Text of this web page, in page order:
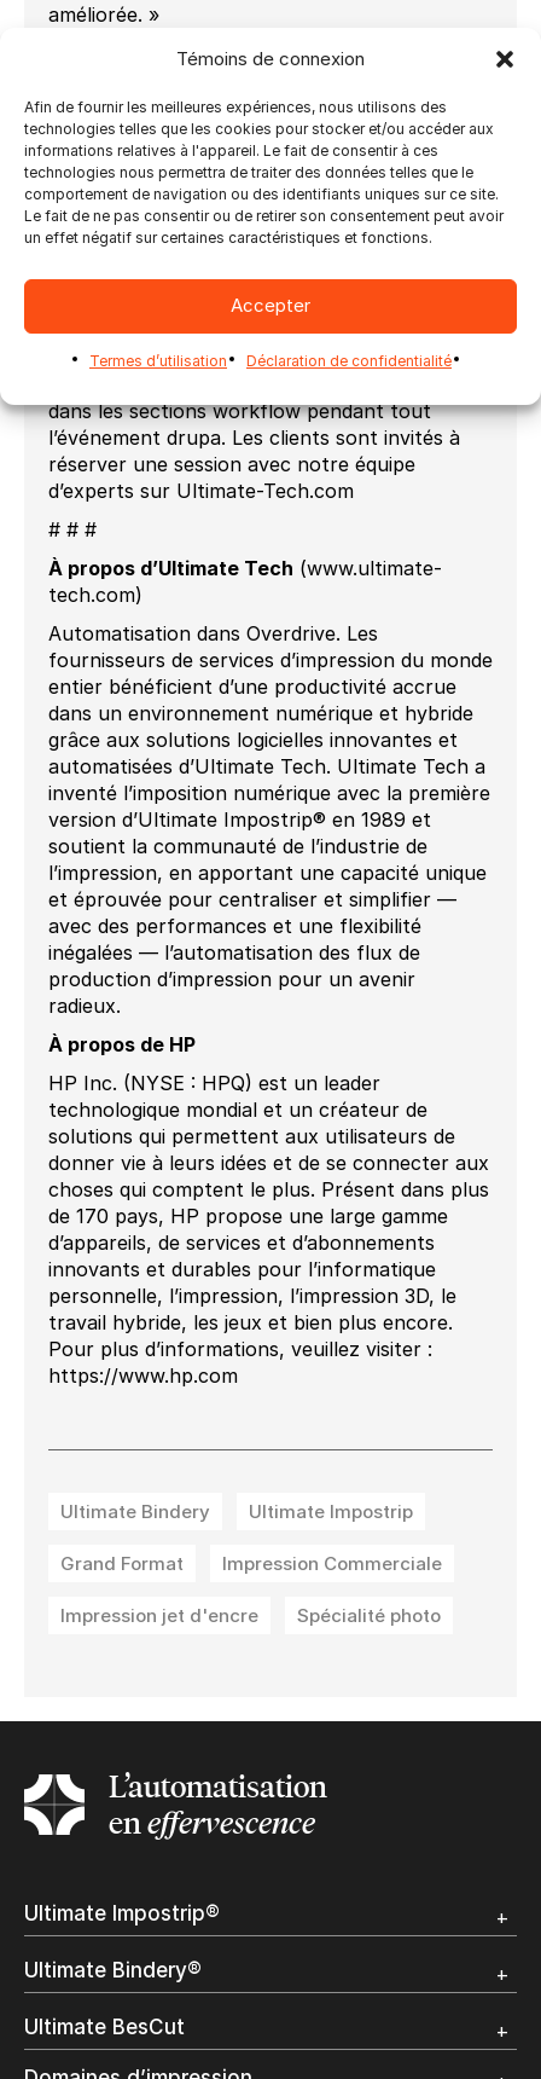
Témoins de connexion
Afin de fournir les meilleures expériences, nous utilisons des
technologies telles que les cookies pour stocker et/ou accéder aux
informations relatives à l'appareil. Le fait de consentir à ces
technologies nous permettra de traiter des données telles que le
comportement de navigation ou des identifiants uniques sur ce site.
Le fait de ne pas consentir ou de retirer son consentement peut avoir
un effet négatif sur certaines caractéristiques et fonctions.
Accepter
Termes d’utilisation Déclaration de confidentialité
améliorée. »
« La stratégie d’automatisation de HP est
pour répondre aux besoins spécifiques de nos
clients », a déclaré Gershon Alon, responsable
des solutions logicielles chez HP Indigo. «
Notre collaboration avec Ultimate Tech intègre
leurs composants d’automatisation d’imposition
et de finition, nous permettant de proposer
automatisées qui aident les clients à accroître
leur efficacité et à propulser la croissance de
dans les sections workflow pendant tout
l’événement drupa. Les clients sont invités à
réserver une session avec notre équipe
d’experts sur Ultimate-Tech.com
# # #
À propos d’Ultimate Tech (www.ultimate-
tech.com)
Automatisation dans Overdrive. Les
fournisseurs de services d’impression du monde
entier bénéficient d’une productivité accrue
dans un environnement numérique et hybride
grâce aux solutions logicielles innovantes et
automatisées d’Ultimate Tech. Ultimate Tech a
inventé l’imposition numérique avec la première
version d’Ultimate Impostrip® en 1989 et
soutient la communauté de l’industrie de
l’impression, en apportant une capacité unique
et éprouvée pour centraliser et simplifier —
avec des performances et une flexibilité
inégalées — l’automatisation des flux de
production d’impression pour un avenir
radieux.
À propos de HP
HP Inc. (NYSE : HPQ) est un leader
technologique mondial et un créateur de
solutions qui permettent aux utilisateurs de
donner vie à leurs idées et de se connecter aux
choses qui comptent le plus. Présent dans plus
de 170 pays, HP propose une large gamme
d’appareils, de services et d’abonnements
innovants et durables pour l’informatique
personnelle, l’impression, l’impression 3D, le
travail hybride, les jeux et bien plus encore.
Pour plus d’informations, veuillez visiter :
https://www.hp.com
Ultimate Bindery Ultimate Impostrip
Grand Format Impression Commerciale
Impression jet d'encre Spécialité photo
L’automatisation
eneffervescence
Ultimate Impostrip®
Démo
Ultimate Bindery®
Démo
Témoignages clients
Ultimate BesCut
Apercu